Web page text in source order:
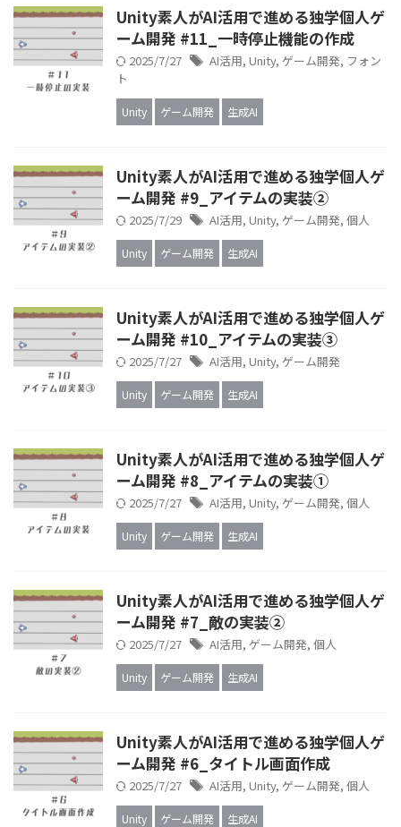
Unity素人がAI活用で進める独学個人ゲ
ーム開発 #11_一時停止機能の作成
2025/7/27 AI活用, Unity, ゲーム開発, フォン
ト
Unity ゲーム開発 生成AI
Unity素人がAI活用で進める独学個人ゲ
ーム開発 #9_アイテムの実装②
2025/7/29 AI活用, Unity, ゲーム開発, 個人
Unity ゲーム開発 生成AI
Unity素人がAI活用で進める独学個人ゲ
ーム開発 #10_アイテムの実装③
2025/7/27 AI活用, Unity, ゲーム開発
Unity ゲーム開発 生成AI
Unity素人がAI活用で進める独学個人ゲ
ーム開発 #8_アイテムの実装①
2025/7/27 AI活用, Unity, ゲーム開発, 個人
Unity ゲーム開発 生成AI
Unity素人がAI活用で進める独学個人ゲ
ーム開発 #7_敵の実装②
2025/7/27 AI活用, ゲーム開発, 個人
Unity ゲーム開発 生成AI
Unity素人がAI活用で進める独学個人ゲ
ーム開発 #6_タイトル画面作成
2025/7/27 AI活用, Unity, ゲーム開発, 個人
Unity ゲーム開発 生成AI